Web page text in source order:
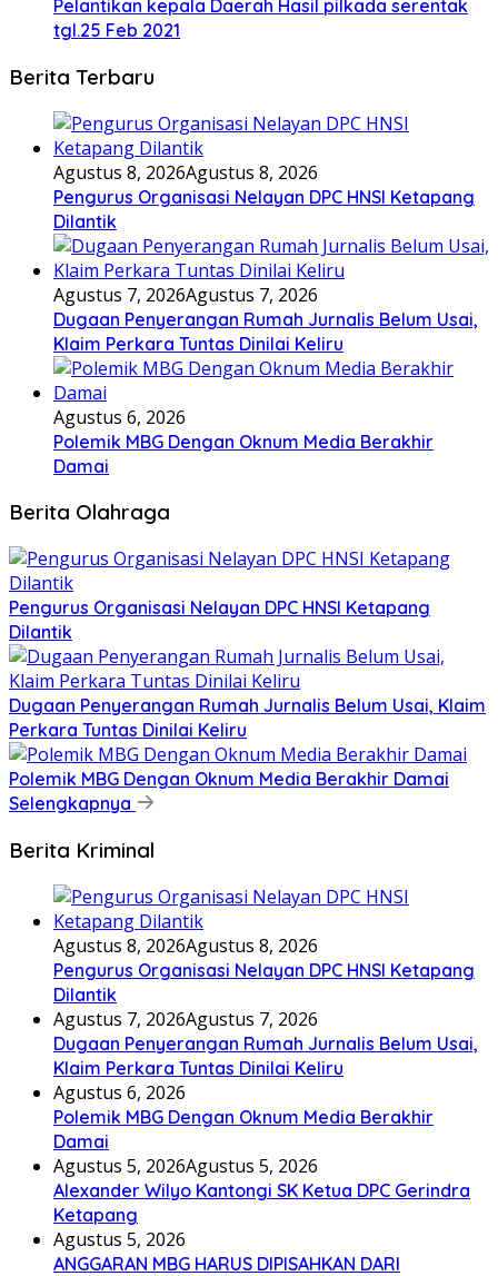
Pelantikan kepala Daerah Hasil pilkada serentak
tgl.25 Feb 2021
Berita Terbaru
Agustus 8, 2026Agustus 8, 2026
Pengurus Organisasi Nelayan DPC HNSI Ketapang
Dilantik
Agustus 7, 2026Agustus 7, 2026
Dugaan Penyerangan Rumah Jurnalis Belum Usai,
Klaim Perkara Tuntas Dinilai Keliru
Agustus 6, 2026
Polemik MBG Dengan Oknum Media Berakhir
Damai
Berita Olahraga
Pengurus Organisasi Nelayan DPC HNSI Ketapang
Dilantik
Dugaan Penyerangan Rumah Jurnalis Belum Usai, Klaim
Perkara Tuntas Dinilai Keliru
Polemik MBG Dengan Oknum Media Berakhir Damai
Selengkapnya
Berita Kriminal
Agustus 8, 2026Agustus 8, 2026
Pengurus Organisasi Nelayan DPC HNSI Ketapang
Dilantik
Agustus 7, 2026Agustus 7, 2026
Dugaan Penyerangan Rumah Jurnalis Belum Usai,
Klaim Perkara Tuntas Dinilai Keliru
Agustus 6, 2026
Polemik MBG Dengan Oknum Media Berakhir
Damai
Agustus 5, 2026Agustus 5, 2026
Alexander Wilyo Kantongi SK Ketua DPC Gerindra
Ketapang
Agustus 5, 2026
ANGGARAN MBG HARUS DIPISAHKAN DARI